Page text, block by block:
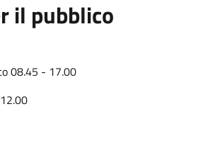
il pubblico
08.45 - 17.00